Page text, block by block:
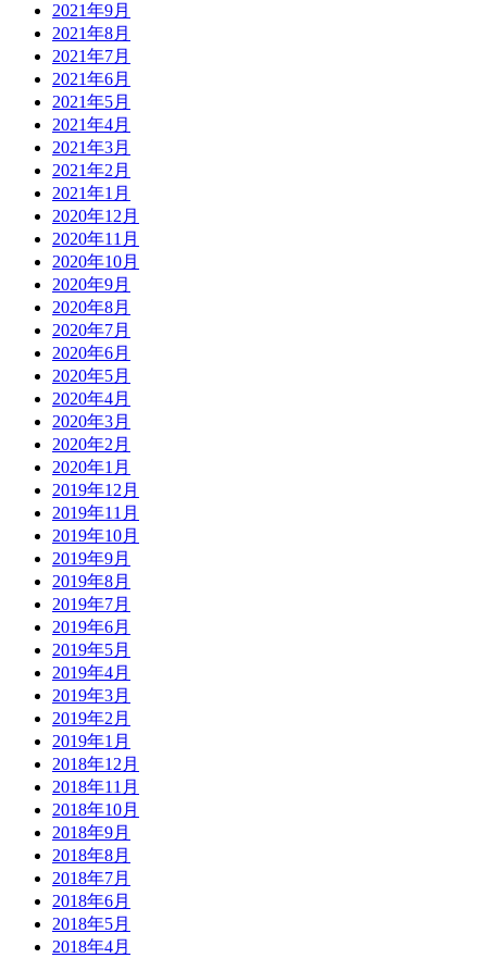
2021年9月
2021年8月
2021年7月
2021年6月
2021年5月
2021年4月
2021年3月
2021年2月
2021年1月
2020年12月
2020年11月
2020年10月
2020年9月
2020年8月
2020年7月
2020年6月
2020年5月
2020年4月
2020年3月
2020年2月
2020年1月
2019年12月
2019年11月
2019年10月
2019年9月
2019年8月
2019年7月
2019年6月
2019年5月
2019年4月
2019年3月
2019年2月
2019年1月
2018年12月
2018年11月
2018年10月
2018年9月
2018年8月
2018年7月
2018年6月
2018年5月
2018年4月